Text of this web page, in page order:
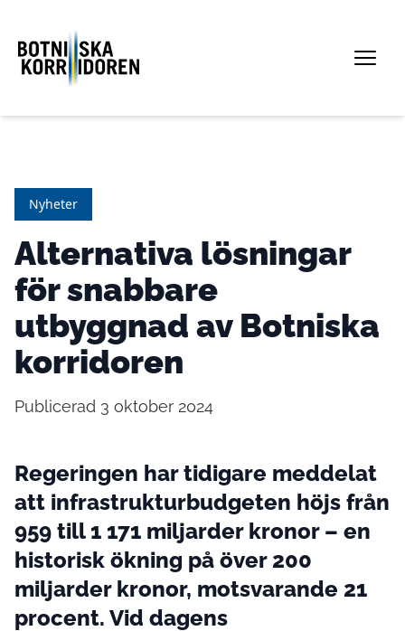
Nyheter
Alternativa lösningar
för snabbare
utbyggnad av Botniska
korridoren
Publicerad 3 oktober 2024
Regeringen har tidigare meddelat
att infrastrukturbudgeten höjs från
959 till 1 171 miljarder kronor – en
historisk ökning på över 200
miljarder kronor, motsvarande 21
procent. Vid dagens